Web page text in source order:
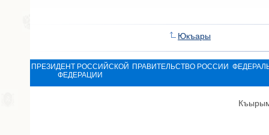
Юкъары
ПРЕЗИДЕНТ РОССИЙСКОЙ
ФЕДЕРАЦИИ
ПРАВИТЕЛЬСТВО РОССИИ